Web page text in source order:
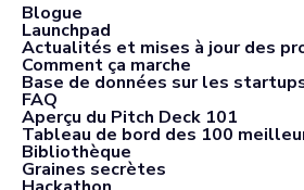
Blogue
Launchpad
Actualités et mises à jour des
Comment ça marche
Base de données sur les
FAQ
Aperçu du Pitch Deck 101
Tableau de bord des 100
Bibliothèque
Graines secrètes